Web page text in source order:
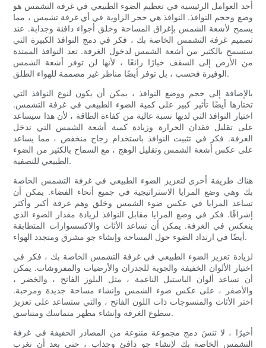
أحد العوامل الرئيسية في تعظيم الضوء الطبيعي في غرفة التشمس هو
وضع وحجم النوافذ. النوافذ هي حجر الزاوية في أي غرفة تشمس ، مما
يسمح لأشعة الشمس بإغراق المساحة وخلق أجواء دافئة وجذابة. عند
تصميم غرفة التشمس الخاصة بك ، فكر في دمج النوافذ الكبيرة التي
ستسمح بالكثير من أشعة الشمس لدخول الغرفة. تعد النوافذ الممتدة
من الأرض إلى السقف خيارًا رائعًا ، لأنها لن توفر أشعة الشمس
الوفيرة فحسب ، بل توفر أيضًا مناظر غير مصممة للهواء الطلق.
بالإضافة إلى حجم ووضع النوافذ ، يمكن أن يكون لنوع النوافذ التي
تختارها أيضًا تأثير كبير على كمية الضوء الطبيعي في غرفة التشمس.
اختيار النوافذ التي لديها نسبة عالية من كفاءة الطاقة ، لأن هذا سيساعد
على تقليل فقدان الحرارة وزيادة كمية أشعة الشمس التي تدخل
الغرفة. فكر في تثبيت النوافذ باستخدام زجاج منخفض ، مما يساعد
على عكس أشعة الشمس وتقليل الوهج ، مع السماح بالكثير من الضوء
الطبيعي للتصفية.
هناك طريقة أخرى لتعزيز الضوء الطبيعي في غرفة التشمس الخاصة
بك وهي وضع المرايا الاستراتيجية في جميع أنحاء الفضاء. يمكن أن
تساعد المرايا في عكس ضوء الشمس وخلق وهم غرفة أكبر وأكثر
إشراقًا. فكر في وضع المرايا مقابل النوافذ لزيادة مقدار الضوء الذي
ينعكس في الغرفة. يمكن أن تساعد الأثاث والاكسسوارات المتطابقة
أيضًا في ارتداد الضوء حول المساحة وإنشاء جو مشرق ومتجدد الهواء.
لزيادة تعزيز الضوء الطبيعي في غرفة التشمس الخاصة بك ، فكر في
اختيار الألوان الخفيفة والجوية للجدران والأرضيات والمفروشات. يمكن
أن تساعد ألوان الباستيل الناعمة ، مثل البلوز الفاتح ، والخضر ،
والأصفر ، على عكس ضوء الشمس وإنشاء مساحة جديدة ومرحبة.
اختر الأثاث والمنسوجات ذات اللون الفاتح ، والتي ستساعد على تعزيز
سطوع الغرفة وإنشاء مظهر متماسك ومتناسق.
أخيرًا ، لا تنسَ دمج مجموعة متنوعة من المصادر الخفيفة في غرفة
التشمس الخاصة بك لإنشاء جو دافئ وجذاب ، حتى بعد أن تغرب